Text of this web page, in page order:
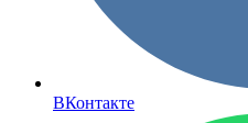
ВКонтакте